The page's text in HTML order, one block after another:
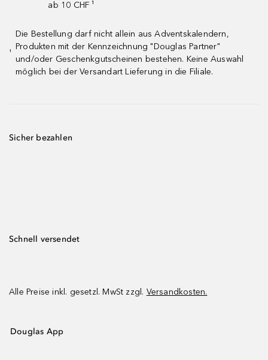
ab 10 CHF ¹
¹
Die Bestellung darf nicht allein aus Adventskalendern,
Produkten mit der Kennzeichnung "Douglas Partner"
und/oder Geschenkgutscheinen bestehen. Keine Auswahl
möglich bei der Versandart Lieferung in die Filiale.
Sicher bezahlen
Schnell versendet
Alle Preise inkl. gesetzl. MwSt zzgl. Versandkosten.
Douglas App